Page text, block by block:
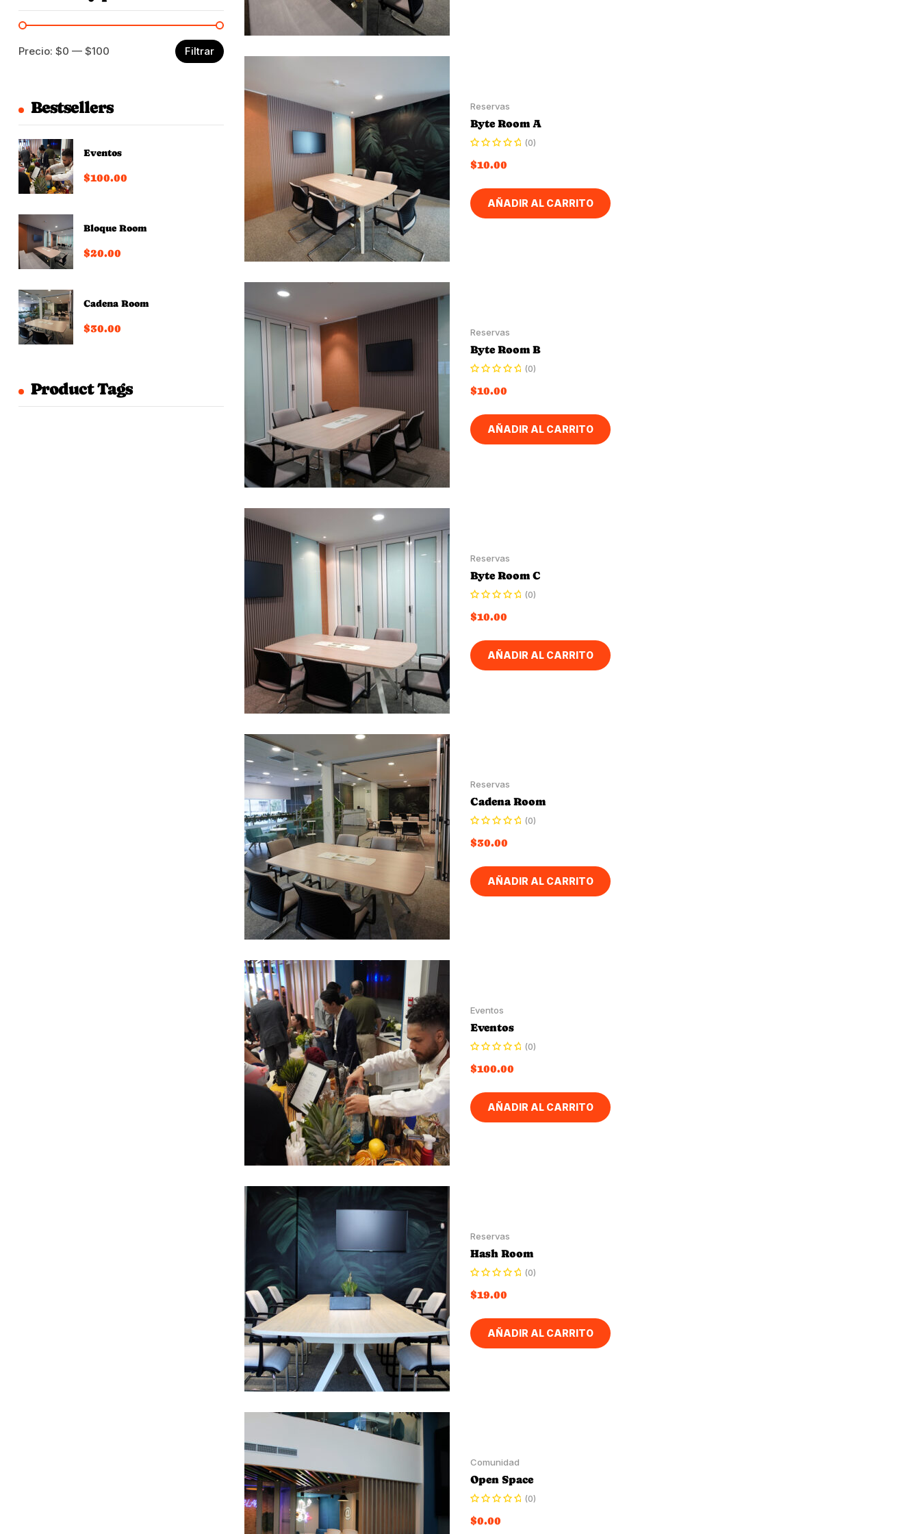
Reservas
Byte Room A
(0)
$10.00
AÑADIR AL CARRITO
Reservas
Byte Room B
(0)
$10.00
AÑADIR AL CARRITO
Reservas
Byte Room C
(0)
$10.00
AÑADIR AL CARRITO
Reservas
Cadena Room
(0)
$30.00
AÑADIR AL CARRITO
Eventos
Eventos
(0)
$100.00
AÑADIR AL CARRITO
Reservas
Hash Room
(0)
$19.00
AÑADIR AL CARRITO
Comunidad
Open Space
(0)
$0.00
Filtrar
Precio: $0 — $100
Bestsellers
Eventos
$100.00
Bloque Room
$20.00
Cadena Room
$30.00
Product Tags